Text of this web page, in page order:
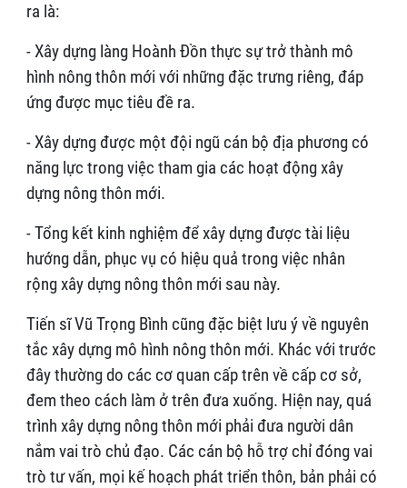
ra là:
- Xây dựng làng Hoành Đồn thực sự trở thành mô
hình nông thôn mới với những đặc trưng riêng, đáp
ứng được mục tiêu đề ra.
- Xây dựng được một đội ngũ cán bộ địa phương có
năng lực trong việc tham gia các hoạt động xây
dựng nông thôn mới.
- Tổng kết kinh nghiệm để xây dựng được tài liệu
hướng dẫn, phục vụ có hiệu quả trong việc nhân
rộng xây dựng nông thôn mới sau này.
Tiến sĩ Vũ Trọng Bình cũng đặc biệt lưu ý về nguyên
tắc xây dựng mô hình nông thôn mới. Khác với trước
đây thường do các cơ quan cấp trên về cấp cơ sở,
đem theo cách làm ở trên đưa xuống. Hiện nay, quá
trình xây dựng nông thôn mới phải đưa người dân
nắm vai trò chủ đạo. Các cán bộ hỗ trợ chỉ đóng vai
trò tư vấn, mọi kế hoạch phát triển thôn, bản phải có